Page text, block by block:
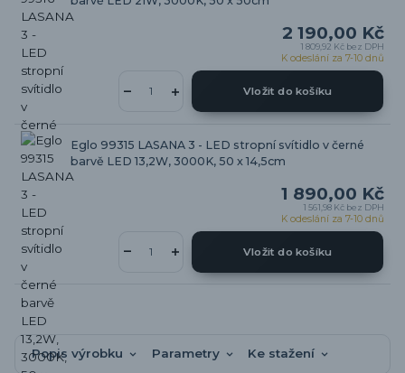
2 190,00 Kč
1 809,92 Kč bez DPH
K odeslání za 7-10 dnů
Vložit do košíku
Eglo 99315 LASANA 3 - LED stropní svítidlo v černé
barvě LED 13,2W, 3000K, 50 x 14,5cm
1 890,00 Kč
1 561,98 Kč bez DPH
K odeslání za 7-10 dnů
Vložit do košíku
Popis výrobku Parametry Ke stažení